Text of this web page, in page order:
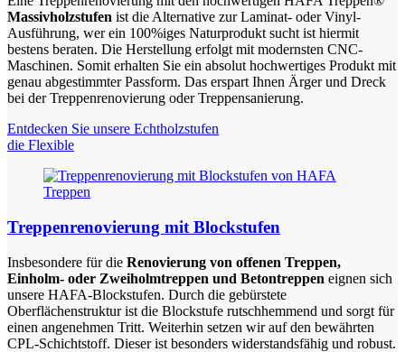
Massivholzstufen ist die Alternative zur Laminat- oder Vinyl-
Ausführung, wer ein 100%iges Naturprodukt sucht ist hiermit
bestens beraten. Die Herstellung erfolgt mit modernsten CNC-
Maschinen. Somit erhalten Sie ein absolut hochwertiges Produkt mit
genau abgestimmter Passform. Das erspart Ihnen Ärger und Dreck
bei der Treppenrenovierung oder Treppensanierung.
Entdecken Sie unsere Echtholzstufen
die Flexible
Treppenrenovierung mit Blockstufen
Insbesondere für die Renovierung von offenen Treppen,
Einholm- oder Zweiholmtreppen und Betontreppen eignen sich
unsere HAFA-Blockstufen. Durch die gebürstete
Oberflächenstruktur ist die Blockstufe rutschhemmend und sorgt für
einen angenehmen Tritt. Weiterhin setzen wir auf den bewährten
CPL-Schichtstoff. Dieser ist besonders widerstandsfähig und robust.